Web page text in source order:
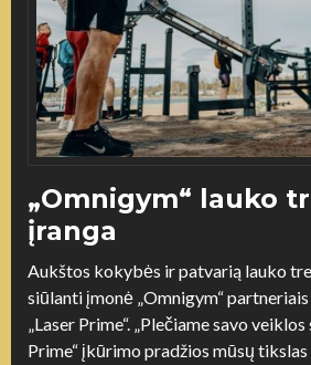
„Omnigym“ lauko
įranga
Aukštos kokybės ir patvarią lauko
siūlanti įmonė „Omnigym“
„Laser Prime“. „Plečiame savo
Prime“ įkūrimo pradžios mūsų